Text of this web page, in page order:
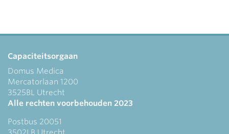
Capaciteitsorgaan
Domus Medica
Mercatorlaan 1200
3525BL Utrecht
Alle rechten voorbehouden 2023
Postbus 20051